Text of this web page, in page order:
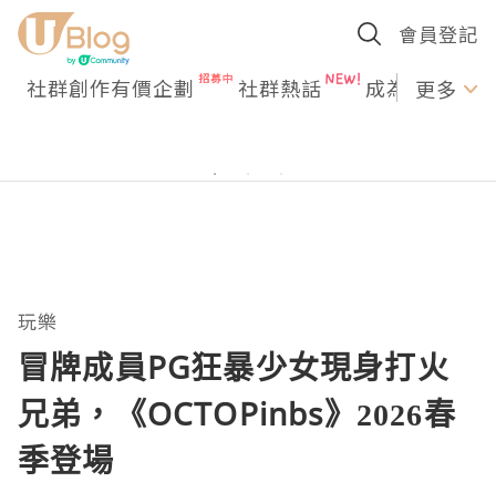
會員登記
社群創作有價企劃 社群熱話 成為U更多
玩樂
冒牌成員PG狂暴少女現身打火
兄弟，《OCTOPinbs》2026春
季登場